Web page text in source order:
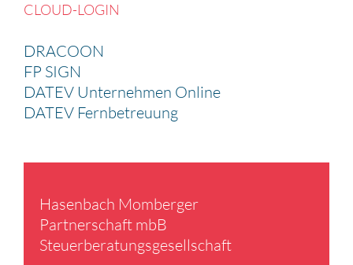
CLOUD-LOGIN
DRACOON
FP SIGN
DATEV Unternehmen Online
DATEV Fernbetreuung
Hasen­bach Momberger
Partner­schaft mbB
Steuer­be­ra­tungs­ge­sell­schaft